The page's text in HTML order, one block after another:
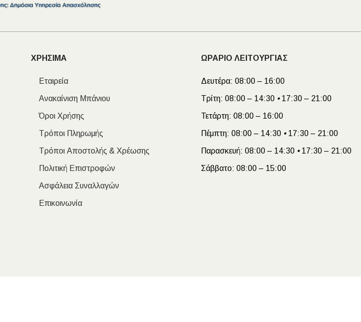
ΧΡΗΣΙΜΑ
Εταιρεία
Ανακαίνιση Μπάνιου
Όροι Χρήσης
Τρόποι Πληρωμής
Τρόποι Αποστολής & Χρέωσης
Πολιτική Επιστροφών
Ασφάλεια Συναλλαγών
Επικοινωνία
ΩΡΑΡΙΟ ΛΕΙΤΟΥΡΓΙΑΣ
Δευτέρα: 08:00 – 16:00
Τρίτη: 08:00 – 14:30 •17:30 – 21:00
Τετάρτη: 08:00 – 16:00
Πέμπτη: 08:00 – 14:30 •17:30 – 21:00
Παρασκευή: 08:00 – 14:30 •17:30 – 21:00
Σάββατο: 08:00 – 15:00